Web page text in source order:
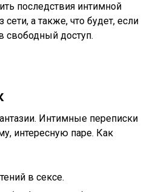
последствия интимной
а также, что будет, если
свободный доступ.
Интимные переписки
интересную паре. Как
в сексе.